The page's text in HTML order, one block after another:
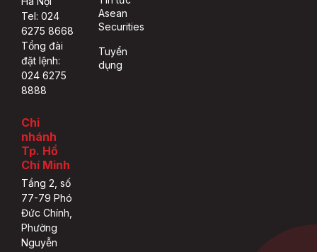
Tel: 024
6275 8668
Tổng đài
đặt lệnh:
024 6275
8888
Chi
nhánh
Tp. Hồ
Chí Minh
Tầng 2, số
77-79 Phó
Đức Chính,
Phường
Nguyễn
Asean
Securities
Tuyển
dụng